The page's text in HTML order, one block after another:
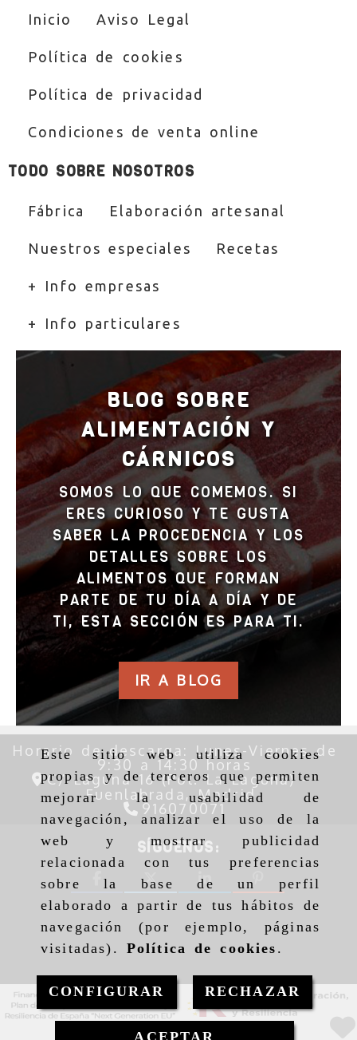
Este sitio web utiliza cookies
propias y de terceros que permiten
mejorar la usabilidad de
navegación, analizar el uso de la
web y mostrar publicidad
relacionada con tus preferencias
sobre la base de un perfil
elaborado a partir de tus hábitos de
navegación (por ejemplo, páginas
visitadas). Política de cookies .
CONFIGURAR RECHAZAR
ACEPTAR
Aviso Legal
Política de cookies
Política de privacidad
Condiciones de venta online
TODO SOBRE NOSOTROS
Fábrica Elaboración artesanal
Nuestros especiales
+ Info particulares
BLOG SOBRE
ALIMENTACIÓN Y
CÁRNICOS
SOMOS LO QUE COMEMOS. SI
ERES CURIOSO Y TE GUSTA
SABER LA PROCEDENCIA Y LOS
DETALLES SOBRE LOS
ALIMENTOS QUE FORMAN
PARTE DE TU DÍA A DÍA Y DE
TI, ESTA SECCIÓN ES PARA TI.
IR A BLOG
Horario de descarga: Lunes-Viernes de
9:30 a 14:30 horas
C/ Laguna 16 (Pol. La Laguna) -
Fuenlabrada,Madrid
916070071
SÍGUENOS: